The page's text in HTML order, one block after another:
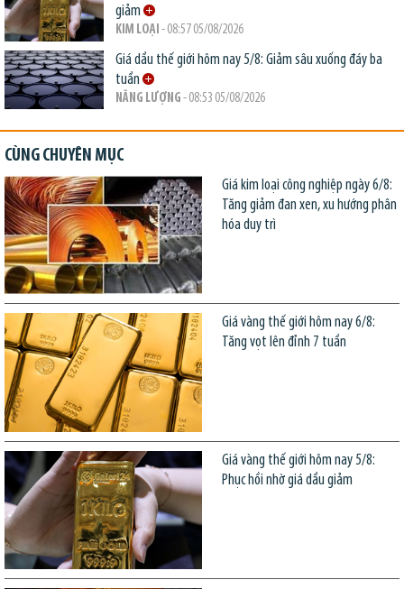
giảm
KIM LOẠI - 08:57 05/08/2026
Giá dầu thế giới hôm nay 5/8: Giảm sâu xuống đáy ba
tuần
NĂNG LƯỢNG - 08:53 05/08/2026
CÙNG CHUYÊN MỤC
Giá kim loại công nghiệp ngày 6/8:
Tăng giảm đan xen, xu hướng phân
hóa duy trì
Giá vàng thế giới hôm nay 6/8:
Tăng vọt lên đỉnh 7 tuần
Giá vàng thế giới hôm nay 5/8:
Phục hồi nhờ giá dầu giảm